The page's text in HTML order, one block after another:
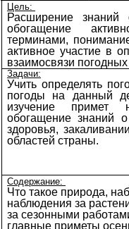
Цель:
Расширение
обогащение
терминами,
активное участие в
взаимосвязи
Задачи:
Учить определять
погоды на данный
изучение примет
обогащение знаний
здоровья,
областей страны.
Содержание:
Что такое природа,
наблюдения за
за сезонными
главные приметы